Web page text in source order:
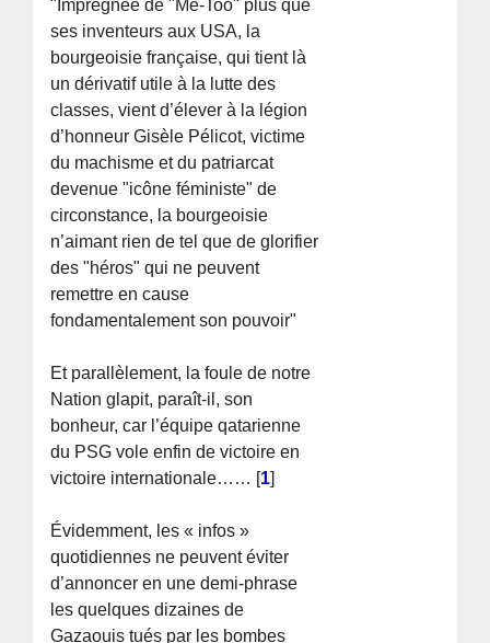
"Imprégnée de "Me-Too" plus que
ses inventeurs aux USA, la
bourgeoisie française, qui tient là
un dérivatif utile à la lutte des
classes, vient d’élever à la légion
d’honneur Gisèle Pélicot, victime
du machisme et du patriarcat
devenue "icône féministe" de
circonstance, la bourgeoisie
n’aimant rien de tel que de glorifier
des "héros" qui ne peuvent
remettre en cause
fondamentalement son pouvoir"
Et parallèlement, la foule de notre
Nation glapit, paraît-il, son
bonheur, car l’équipe qatarienne
du PSG vole enfin de victoire en
victoire internationale…… [1]
Évidemment, les « infos »
quotidiennes ne peuvent éviter
d’annoncer en une demi-phrase
les quelques dizaines de
Gazaouis tués par les bombes